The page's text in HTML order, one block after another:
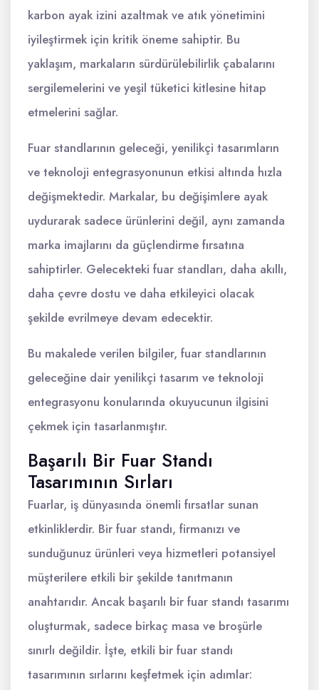
karbon ayak izini azaltmak ve atık yönetimini
iyileştirmek için kritik öneme sahiptir. Bu
yaklaşım, markaların sürdürülebilirlik çabalarını
sergilemelerini ve yeşil tüketici kitlesine hitap
etmelerini sağlar.
Fuar standlarının geleceği, yenilikçi tasarımların
ve teknoloji entegrasyonunun etkisi altında hızla
değişmektedir. Markalar, bu değişimlere ayak
uydurarak sadece ürünlerini değil, aynı zamanda
marka imajlarını da güçlendirme fırsatına
sahiptirler. Gelecekteki fuar standları, daha akıllı,
daha çevre dostu ve daha etkileyici olacak
şekilde evrilmeye devam edecektir.
Bu makalede verilen bilgiler, fuar standlarının
geleceğine dair yenilikçi tasarım ve teknoloji
entegrasyonu konularında okuyucunun ilgisini
çekmek için tasarlanmıştır.
Başarılı Bir Fuar Standı
Tasarımının Sırları
Fuarlar, iş dünyasında önemli fırsatlar sunan
etkinliklerdir. Bir fuar standı, firmanızı ve
sunduğunuz ürünleri veya hizmetleri potansiyel
müşterilere etkili bir şekilde tanıtmanın
anahtarıdır. Ancak başarılı bir fuar standı tasarımı
oluşturmak, sadece birkaç masa ve broşürle
sınırlı değildir. İşte, etkili bir fuar standı
tasarımının sırlarını keşfetmek için adımlar: